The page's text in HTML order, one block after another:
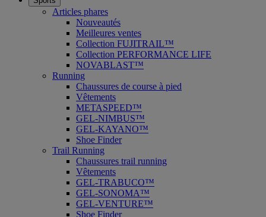
Articles phares
Nouveautés
Meilleures ventes
Collection FUJITRAIL™
Collection PERFORMANCE LIFE
NOVABLAST™
Running
Chaussures de course à pied
Vêtements
METASPEED™
GEL-NIMBUS™
GEL-KAYANO™
Shoe Finder
Trail Running
Chaussures trail running
Vêtements
GEL-TRABUCO™
GEL-SONOMA™
GEL-VENTURE™
Shoe Finder